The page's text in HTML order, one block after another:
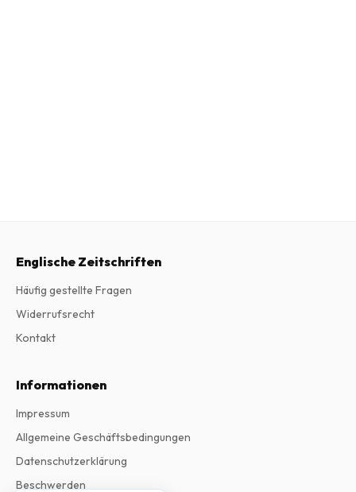
Englische Zeitschriften
Häufig gestellte Fragen
Widerrufsrecht
Kontakt
Informationen
Impressum
Allgemeine Geschäftsbedingungen
Datenschutzerklärung
Beschwerden